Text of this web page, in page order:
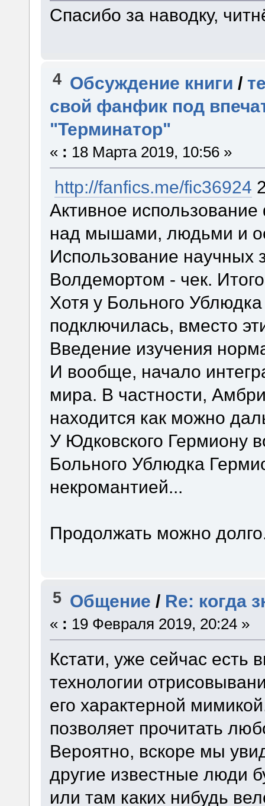
Спасибо за наводку,
4 Обсуждение книги /
свой фанфик под
"Терминатор"
« : 18 Марта 2019, 10:56 »
http://fanfics.me/fic36924
Активное
над мышами, людьми и
Использование научных
Волдемортом - чек.
Хотя у Больного
подключилась, вместо
Введение изучения
И вообще, начало
мира. В частности,
находится как можно
У Юдковского Гермиону
Больного Ублюдка
некромантией...
Продолжать можно
5 Общение / Re: когда
« : 19 Февраля 2019, 20:24 »
Кстати, уже сейчас есть
технологии
его характерной
позволяет прочитать
Вероятно, вскоре мы
другие известные люди
или там каких нибудь